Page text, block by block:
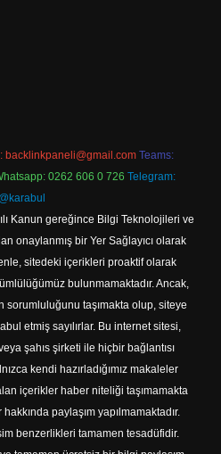
backlinkpaneli@gmail.com Teams:
0262 606 0 726 Telegram:
@karabul
Kanun gereğince Bilgi Teknolojileri ve
onaylanmış bir Yer Sağlayıcı olarak
sitedeki içerikleri proaktif olarak
bulunmamaktadır. Ancak,
sorumluluğunu taşımakta olup, siteye
etmiş sayılırlar. Bu internet sitesi,
şahıs şirketi ile hiçbir bağlantısı
kendi hazırladığımız makaleler
içerikler haber niteliği taşımamakta
paylaşım yapılmamaktadır.
benzerlikleri tamamen tesadüfidir.